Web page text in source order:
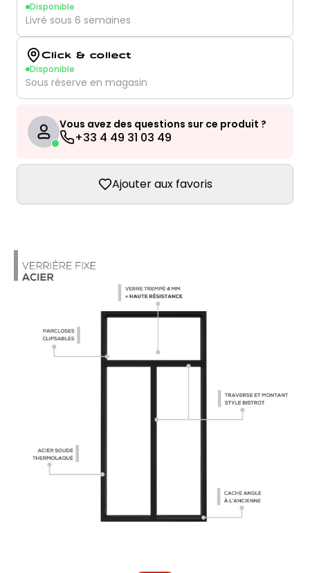
Disponible
Livré sous 6 semaines
Click & collect
Disponible
Sous réserve en magasin
Vous avez des questions sur ce produit ?
+33 4 49 31 03 49
Ajouter aux favoris